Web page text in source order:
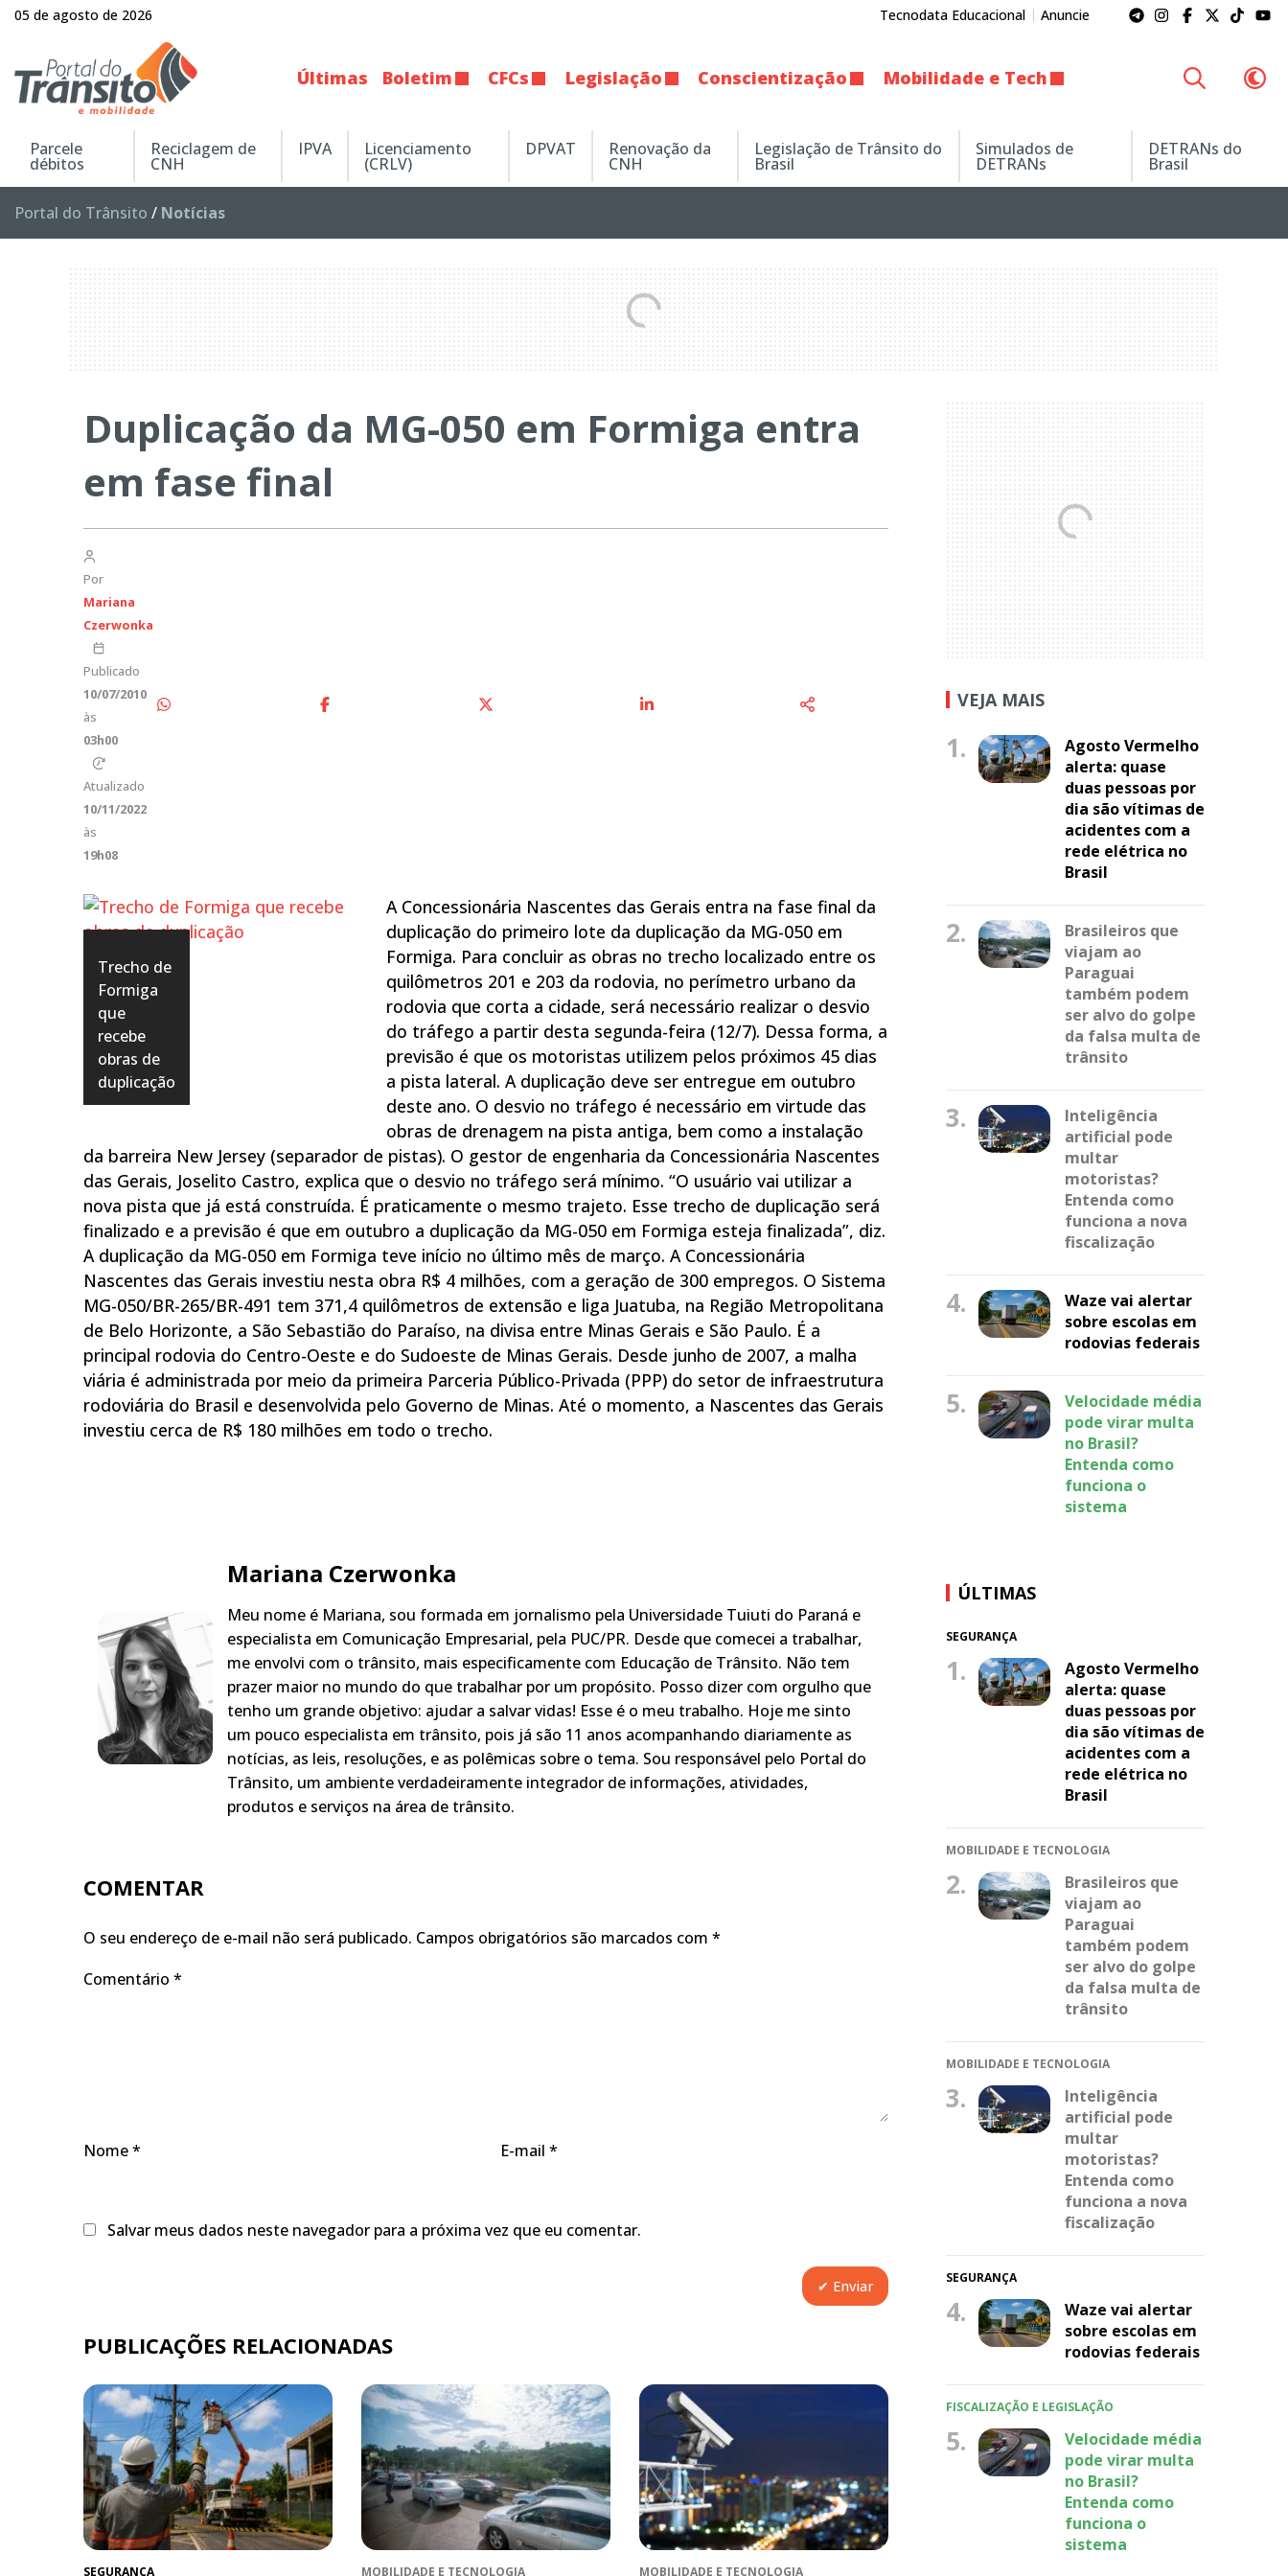
05 de agosto de 2026 Tecnodata Educacional Anuncie
Últimas Boletim CFCs Legislação Conscientização Mobilidade e Tech
Parcele
débitos
Reciclagem de
CNH
IPVA Licenciamento
(CRLV)
DPVAT Renovação da
CNH
Legislação de Trânsito do
Brasil
Simulados de
DETRANs
DETRANs do
Brasil
Portal do Trânsito / Notícias
Duplicação da MG-050 em Formiga entra
em fase final
Por
Mariana
Czerwonka
Publicado
10/07/2010
às
03h00
Atualizado
10/11/2022
às
19h08
Trecho de
Formiga
que
recebe
obras de
duplicação
A Concessionária Nascentes das Gerais entra na fase final da
duplicação do primeiro lote da duplicação da MG-050 em
Formiga. Para concluir as obras no trecho localizado entre os
quilômetros 201 e 203 da rodovia, no perímetro urbano da
rodovia que corta a cidade, será necessário realizar o desvio
do tráfego a partir desta segunda-feira (12/7). Dessa forma, a
previsão é que os motoristas utilizem pelos próximos 45 dias
a pista lateral. A duplicação deve ser entregue em outubro
deste ano. O desvio no tráfego é necessário em virtude das
obras de drenagem na pista antiga, bem como a instalação
da barreira New Jersey (separador de pistas). O gestor de engenharia da Concessionária Nascentes
das Gerais, Joselito Castro, explica que o desvio no tráfego será mínimo. “O usuário vai utilizar a
nova pista que já está construída. É praticamente o mesmo trajeto. Esse trecho de duplicação será
finalizado e a previsão é que em outubro a duplicação da MG-050 em Formiga esteja finalizada”, diz.
A duplicação da MG-050 em Formiga teve início no último mês de março. A Concessionária
Nascentes das Gerais investiu nesta obra R$ 4 milhões, com a geração de 300 empregos. O Sistema
MG-050/BR-265/BR-491 tem 371,4 quilômetros de extensão e liga Juatuba, na Região Metropolitana
de Belo Horizonte, a São Sebastião do Paraíso, na divisa entre Minas Gerais e São Paulo. É a
principal rodovia do Centro-Oeste e do Sudoeste de Minas Gerais. Desde junho de 2007, a malha
viária é administrada por meio da primeira Parceria Público-Privada (PPP) do setor de infraestrutura
rodoviária do Brasil e desenvolvida pelo Governo de Minas. Até o momento, a Nascentes das Gerais
investiu cerca de R$ 180 milhões em todo o trecho.
Mariana Czerwonka
Meu nome é Mariana, sou formada em jornalismo pela Universidade Tuiuti do Paraná e
especialista em Comunicação Empresarial, pela PUC/PR. Desde que comecei a trabalhar,
me envolvi com o trânsito, mais especificamente com Educação de Trânsito. Não tem
prazer maior no mundo do que trabalhar por um propósito. Posso dizer com orgulho que
tenho um grande objetivo: ajudar a salvar vidas! Esse é o meu trabalho. Hoje me sinto
um pouco especialista em trânsito, pois já são 11 anos acompanhando diariamente as
notícias, as leis, resoluções, e as polêmicas sobre o tema. Sou responsável pelo Portal do
Trânsito, um ambiente verdadeiramente integrador de informações, atividades,
produtos e serviços na área de trânsito.
COMENTAR
O seu endereço de e-mail não será publicado. Campos obrigatórios são marcados com *
Comentário *
Nome* E-mail *
Salvar meus dados neste navegador para a próxima vez que eu comentar.
PUBLICAÇÕES RELACIONADAS
SEGURANÇA MOBILIDADE E TECNOLOGIA MOBILIDADE E TECNOLOGIA
VEJA MAIS
1.
Agosto Vermelho
alerta: quase
duas pessoas por
dia são vítimas de
acidentes com a
rede elétrica no
Brasil
2.
Brasileiros que
viajam ao
Paraguai
também podem
ser alvo do golpe
da falsa multa de
trânsito
3.
Inteligência
artificial pode
multar
motoristas?
Entenda como
funciona a nova
fiscalização
4.
Waze vai alertar
sobre escolas em
rodovias federais
5.
Velocidade média
pode virar multa
no Brasil?
Entenda como
funciona o
sistema
ÚLTIMAS
SEGURANÇA
1.
Agosto Vermelho
alerta: quase
duas pessoas por
dia são vítimas de
acidentes com a
rede elétrica no
Brasil
MOBILIDADE E TECNOLOGIA
2.
Brasileiros que
viajam ao
Paraguai
também podem
ser alvo do golpe
da falsa multa de
trânsito
MOBILIDADE E TECNOLOGIA
3.
Inteligência
artificial pode
multar
motoristas?
Entenda como
funciona a nova
fiscalização
SEGURANÇA
4.
Waze vai alertar
sobre escolas em
rodovias federais
FISCALIZAÇÃO E LEGISLAÇÃO
5.
Velocidade média
pode virar multa
no Brasil?
Entenda como
funciona o
sistema